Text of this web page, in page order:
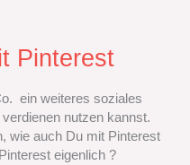
Pinterest‭
ein weiteres soziales
nutzen kannst.
wie auch Du mit Pinterest
eigenlich‭ ?